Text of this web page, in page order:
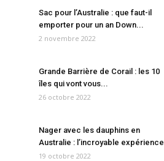
Sac pour l’Australie : que faut-il
emporter pour un an Down...
2 novembre 2022
Grande Barrière de Corail : les 10
îles qui vont vous...
26 octobre 2022
Nager avec les dauphins en
Australie : l’incroyable expérience
19 octobre 2022